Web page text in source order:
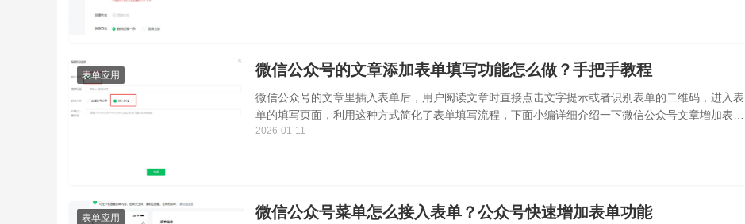
表单应用 微信公众号的文章添加表单填写功能怎么做？手把手教程
微信公众号的文章里插入表单后，用户阅读文章时直接点击文字提示或者识别表单的二维码，进入表
单的填写页面，利用这种方式简化了表单填写流程，下面小编详细介绍一下微信公众号文章增加表单
填写功能的详细方法。
2026-01-11
表单应用 微信公众号菜单怎么接入表单？公众号快速增加表单功能